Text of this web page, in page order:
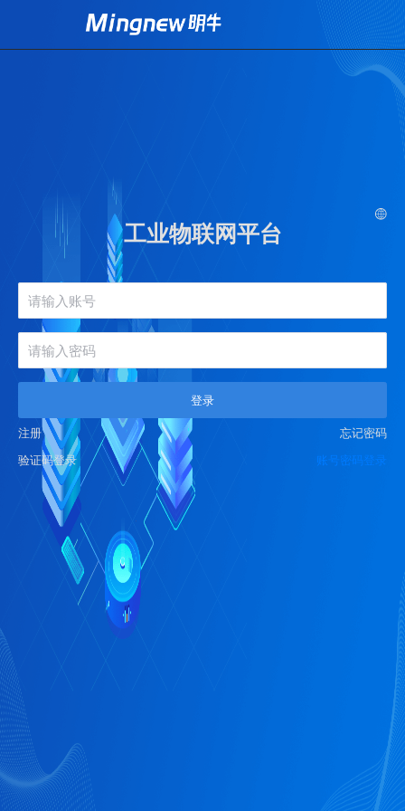
工业物联网平台
登录
注册
忘记密码
验证码登录
账号密码登录